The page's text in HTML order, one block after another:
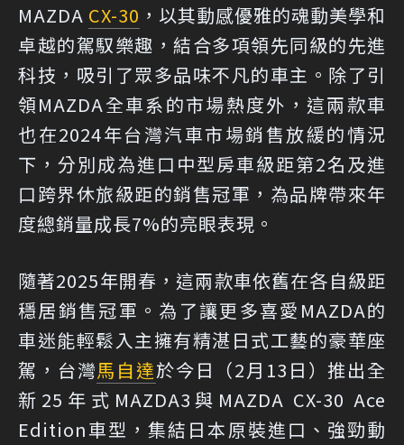
MAZDA CX-30 ，以其動感優雅的魂動美學和
卓越的駕馭樂趣，結合多項領先同級的先進
科技，吸引了眾多品味不凡的車主。除了引
領MAZDA全車系的市場熱度外，這兩款車
也在2024年台灣汽車市場銷售放緩的情況
下，分別成為進口中型房車級距第2名及進
口跨界休旅級距的銷售冠軍，為品牌帶來年
度總銷量成長7%的亮眼表現。
隨著2025年開春，這兩款車依舊在各自級距
穩居銷售冠軍。為了讓更多喜愛MAZDA的
車迷能輕鬆入主擁有精湛日式工藝的豪華座
駕，台灣馬自達於今日（2月13日）推出全
新25年式MAZDA3與MAZDA CX-30 Ace
Edition車型，集結日本原裝進口、強勁動